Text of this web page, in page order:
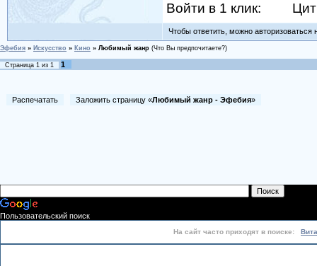
Войти в 1 клик:
Чтобы ответить, можно авторизоваться
Эфебия » Искусство » Кино » Любимый жанр (Что Вы предпочитаете?)
Страница 1 из 1 1
Распечатать Заложить страницу «Любимый жанр - Эфебия»
Пользовательский поиск
На сайт часто приходят в поиске: